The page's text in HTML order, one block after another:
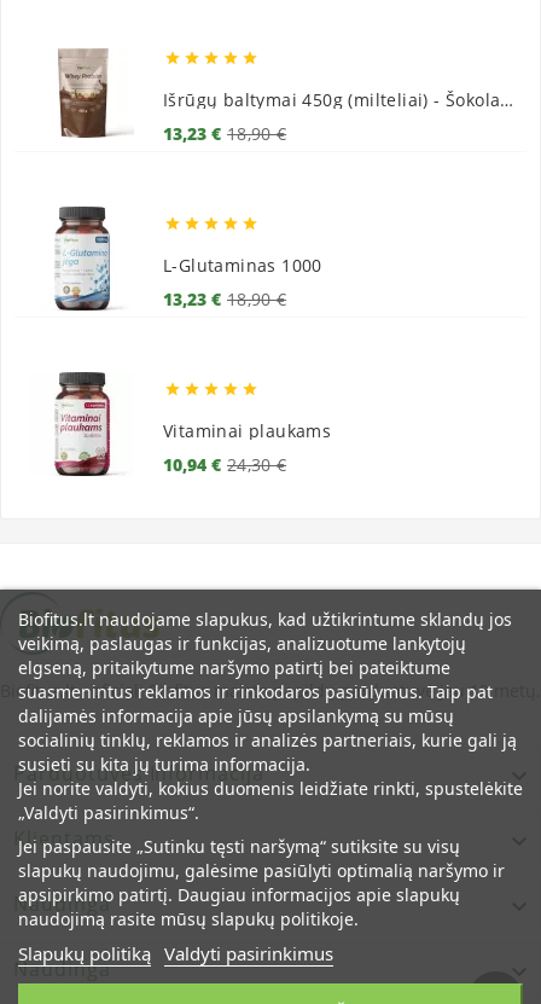
    
Išrūgų baltymai 450g (milteliai) - Šokoladiniai
13,23 € 18,90 €
    
L-Glutaminas 1000
13,23 € 18,90 €
    
Vitaminai plaukams
10,94 € 24,30 €
Biofitus.lt - oficiali Biofitus maisto papildų parduotuvė jau 12 metų.
Parduotuvės Informacija 
Klientams
Naudinga
Naudinga
Biofitus.lt naudojame slapukus, kad užtikrintume sklandų jos
veikimą, paslaugas ir funkcijas, analizuotume lankytojų
elgseną, pritaikytume naršymo patirtį bei pateiktume
suasmenintus reklamos ir rinkodaros pasiūlymus. Taip pat
dalijamės informacija apie jūsų apsilankymą su mūsų
socialinių tinklų, reklamos ir analizės partneriais, kurie gali ją
susieti su kita jų turima informacija.
Jei norite valdyti, kokius duomenis leidžiate rinkti, spustelėkite
„Valdyti pasirinkimus“.
Jei paspausite „Sutinku tęsti naršymą“ sutiksite su visų
slapukų naudojimu, galėsime pasiūlyti optimalią naršymo ir
apsipirkimo patirtį. Daugiau informacijos apie slapukų
naudojimą rasite mūsų slapukų politikoje.
Slapukų politiką Valdyti pasirinkimus